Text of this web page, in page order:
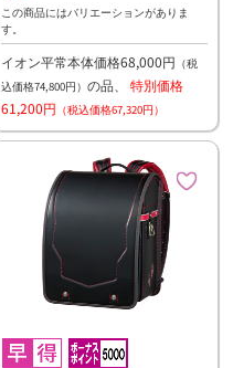
この商品にはバリエーションがありま
す。
イオン平常本体価格68,000円 （税
込価格74,800円） の品、 特別価格
61,200円 （税込価格67,320円）